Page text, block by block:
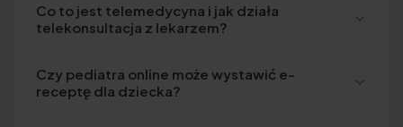
Co to jest telemedycyna i jak działa
telekonsultacja z lekarzem?
Czy pediatra online może wystawić e-
receptę dla dziecka?